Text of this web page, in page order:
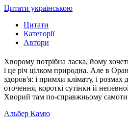
Цитати українською
Цитати
Категорії
Автори
Хворому потрібна ласка, йому
і це річ цілком природна. Але в
здоров'я: і примхи клімату, і розмах
оточення, короткі сутінки й
Хворий там по-справжньому
Альбер Камю